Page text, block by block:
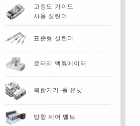
고정도 가이드
사용 실린더
표준형 실린더
로터리 액튜에이터
복합기기·툴 유닛
방향 제어 밸브